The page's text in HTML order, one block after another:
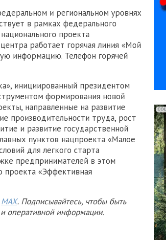
и региональном уровнях
в рамках федерального
проекта
работает горячая линия «Мой
информацию. Телефон горячей
инициированный президентом
формирования новой
направленные на развитие
производительности труда, рост
и развитие государственной
пунктов нацпроекта «Малое
для легкого старта
предпринимателей в этом
проекта «Эффективная
MAX. Подписывайтесь, чтобы быть
оперативной информации.